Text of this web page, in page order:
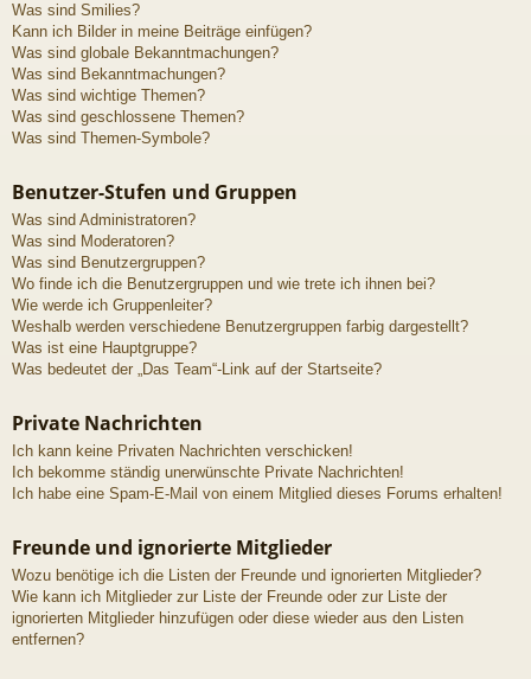
Was sind Smilies?
Kann ich Bilder in meine Beiträge einfügen?
Was sind globale Bekanntmachungen?
Was sind Bekanntmachungen?
Was sind wichtige Themen?
Was sind geschlossene Themen?
Was sind Themen-Symbole?
Benutzer-Stufen und Gruppen
Was sind Administratoren?
Was sind Moderatoren?
Was sind Benutzergruppen?
Wo finde ich die Benutzergruppen und wie trete ich ihnen bei?
Wie werde ich Gruppenleiter?
Weshalb werden verschiedene Benutzergruppen farbig dargestellt?
Was ist eine Hauptgruppe?
Was bedeutet der „Das Team“-Link auf der Startseite?
Private Nachrichten
Ich kann keine Privaten Nachrichten verschicken!
Ich bekomme ständig unerwünschte Private Nachrichten!
Ich habe eine Spam-E-Mail von einem Mitglied dieses Forums erhalten!
Freunde und ignorierte Mitglieder
Wozu benötige ich die Listen der Freunde und ignorierten Mitglieder?
Wie kann ich Mitglieder zur Liste der Freunde oder zur Liste der
ignorierten Mitglieder hinzufügen oder diese wieder aus den Listen
entfernen?